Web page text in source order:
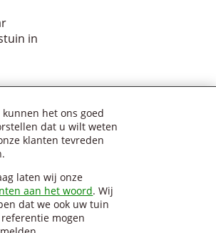
in
kunnen het ons goed
dat u wilt weten
klanten tevreden
laten wij onze
aan het woord. Wij
dat we ook uw tuin
mogen